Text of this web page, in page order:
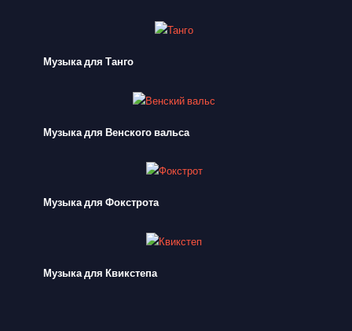
Музыка для Танго
Музыка для Венского вальса
Музыка для Фокстрота
Музыка для Квикстепа